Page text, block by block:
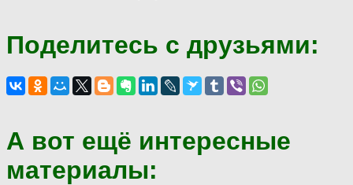
Поделитесь с друзьями:
А вот ещё интересные
материалы: